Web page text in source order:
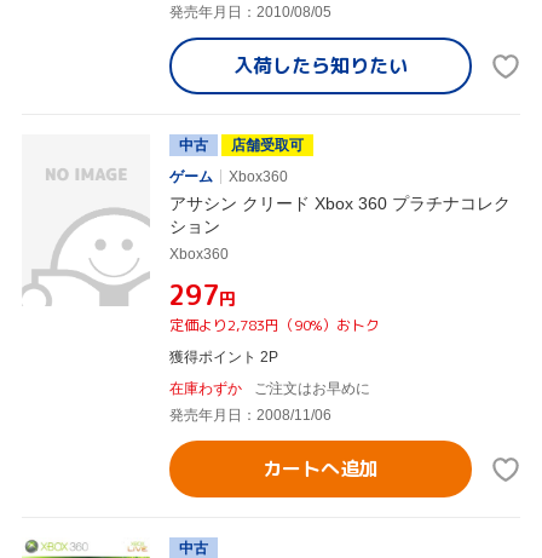
発売年月日：2010/08/05
入荷したら知りたい
中古
店舗受取可
ゲーム
Xbox360
アサシン クリード Xbox 360 プラチナコレク
ション
Xbox360
¥297円
定価より2,783円（90%）おトク
獲得ポイント 2P
在庫わずか
ご注文はお早めに
発売年月日：2008/11/06
カートへ追加
中古